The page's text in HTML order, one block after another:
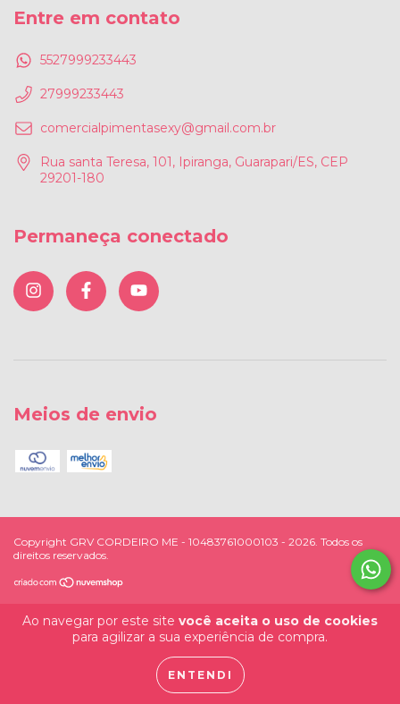
Ao navegar por este site você aceita o uso de cookies
para agilizar a sua experiência de compra.
ENTENDI
Entre em contato
5527999233443
27999233443
comercialpimentasexy@gmail.com.br
Rua santa Teresa, 101, Ipiranga, Guarapari/ES, CEP
29201-180
Permaneça conectado
Meios de envio
Copyright GRV CORDEIRO ME - 10483761000103 - 2026. Todos os
direitos reservados.